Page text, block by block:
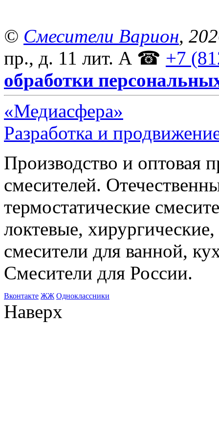
© Смесители Варион,
пр., д. 11 лит. А ☎ +7
обработки
«Медиасфера»
Разработка и
Производство и оптовая
смесителей.
термостатические
локтевые,
смесители для ванной,
Смесители для России.
Bконтакте ЖЖ Одноклассники
Наверх